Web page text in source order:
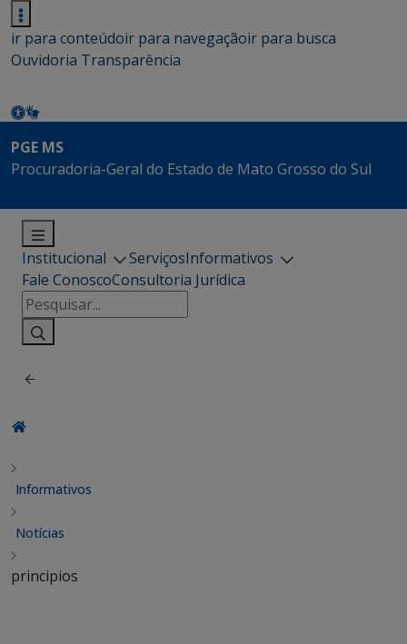
ir para conteúdoir para navegaçãoir para busca
Ouvidoria Transparência
PGE MS
Procuradoria-Geral do Estado de Mato Grosso do Sul
Institucional ServiçosInformativos
Fale ConoscoConsultoria Jurídica
Pesquisar
por:
Informativos
Notícias
principios